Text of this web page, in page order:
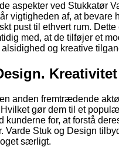
aspekter ved Stukkatør
vigtigheden af, at
pust til ethvert rum.
med, at de tilføjer et
og kreative
anden fremtrædende
gør dem til et
kunderne for, at forstå
Stuk og Design
særligt.